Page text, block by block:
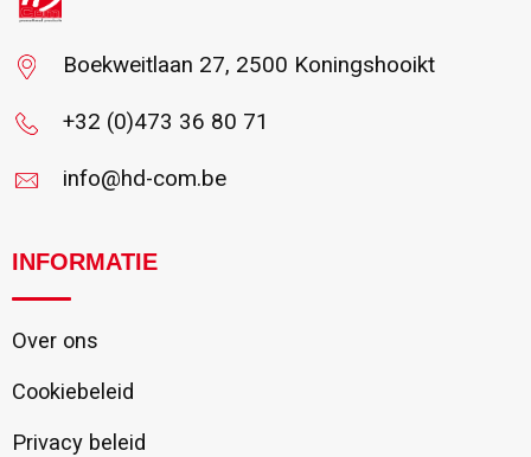
Boekweitlaan 27, 2500 Koningshooikt
+32 (0)473 36 80 71
info@hd-com.be
INFORMATIE
Over ons
Cookiebeleid
Privacy beleid